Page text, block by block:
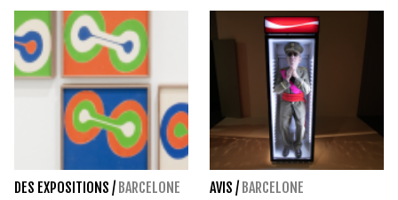
DES EXPOSITIONS / BARCELONE AVIS / BARCELONE